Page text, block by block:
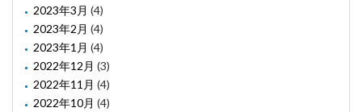
2023年3月 (4)
2023年2月 (4)
2023年1月 (4)
2022年12月 (3)
2022年11月 (4)
2022年10月 (4)